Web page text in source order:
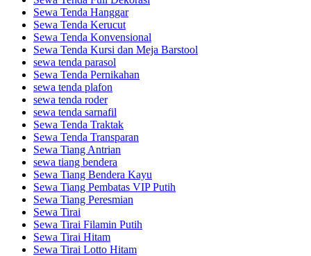
Sewa Tenda Hanggar
Sewa Tenda Kerucut
Sewa Tenda Konvensional
Sewa Tenda Kursi dan Meja Barstool
sewa tenda parasol
Sewa Tenda Pernikahan
sewa tenda plafon
sewa tenda roder
sewa tenda sarnafil
Sewa Tenda Traktak
Sewa Tenda Transparan
Sewa Tiang Antrian
sewa tiang bendera
Sewa Tiang Bendera Kayu
Sewa Tiang Pembatas VIP Putih
Sewa Tiang Peresmian
Sewa Tirai
Sewa Tirai Filamin Putih
Sewa Tirai Hitam
Sewa Tirai Lotto Hitam